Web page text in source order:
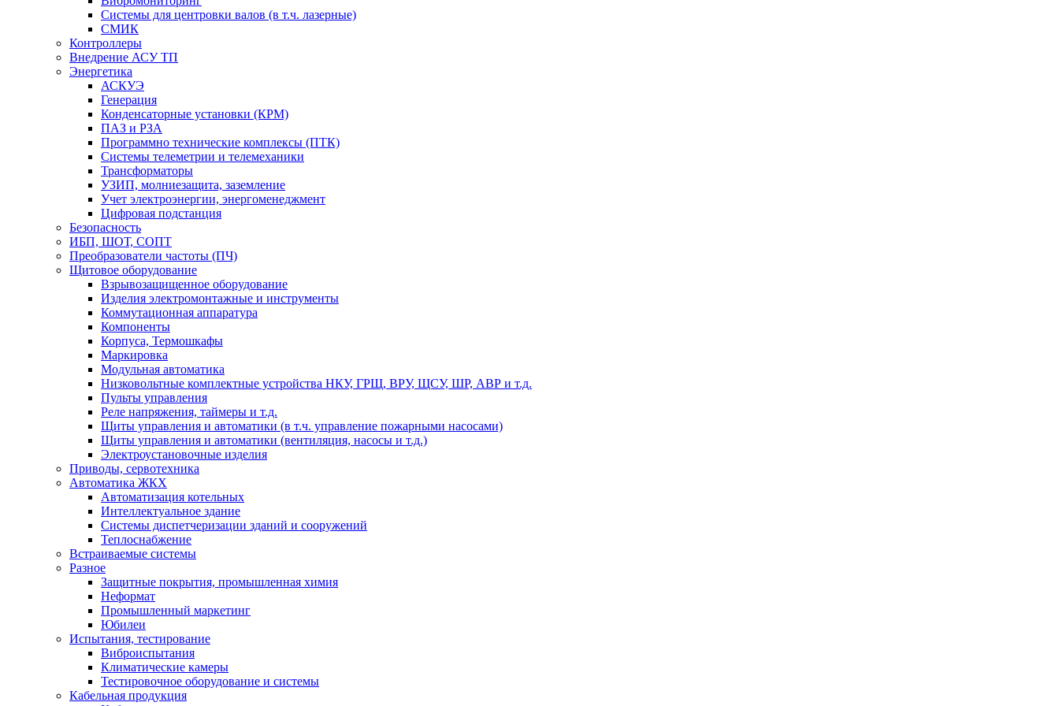
Системы для центровки валов (в т.ч. лазерные)
СМИК
Контроллеры
Внедрение АСУ ТП
Энергетика
АСКУЭ
Генерация
Конденсаторные установки (КРМ)
ПАЗ и РЗА
Программно технические комплексы (ПТК)
Системы телеметрии и телемеханики
Трансформаторы
УЗИП, молниезащита, заземление
Учет электроэнергии, энергоменеджмент
Цифровая подстанция
Безопасность
ИБП, ШОТ, СОПТ
Преобразователи частоты (ПЧ)
Щитовое оборудование
Взрывозащищенное оборудование
Изделия электромонтажные и инструменты
Коммутационная аппаратура
Компоненты
Корпуса, Термошкафы
Маркировка
Модульная автоматика
Низковольтные комплектные устройства НКУ, ГРЩ, ВРУ, ЩСУ, ШР, АВР и т.д.
Пульты управления
Реле напряжения, таймеры и т.д.
Щиты управления и автоматики (в т.ч. управление пожарными насосами)
Щиты управления и автоматики (вентиляция, насосы и т.д.)
Электроустановочные изделия
Приводы, сервотехника
Автоматика ЖКХ
Автоматизация котельных
Интеллектуальное здание
Системы диспетчеризации зданий и сооружений
Теплоснабжение
Встраиваемые системы
Разное
Защитные покрытия, промышленная химия
Неформат
Промышленный маркетинг
Юбилеи
Испытания, тестирование
Виброиспытания
Климатические камеры
Тестировочное оборудование и системы
Кабельная продукция